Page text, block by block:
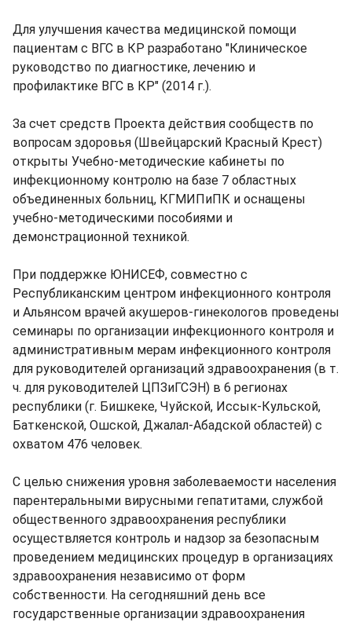
Для улучшения качества медицинской помощи
пациентам с ВГС в КР разработано "Клиническое
руководство по диагностике, лечению и
профилактике ВГС в КР" (2014 г.).
За счет средств Проекта действия сообществ по
вопросам здоровья (Швейцарский Красный Крест)
открыты Учебно-методические кабинеты по
инфекционному контролю на базе 7 областных
объединенных больниц, КГМИПиПК и оснащены
учебно-методическими пособиями и
демонстрационной техникой.
При поддержке ЮНИСЕФ, совместно с
Республиканским центром инфекционного контроля
и Альянсом врачей акушеров-гинекологов проведены
семинары по организации инфекционного контроля и
административным мерам инфекционного контроля
для руководителей организаций здравоохранения (в т.
ч. для руководителей ЦПЗиГСЭН) в 6 регионах
республики (г. Бишкеке, Чуйской, Иссык-Кульской,
Баткенской, Ошской, Джалал-Абадской областей) с
охватом 476 человек.
С целью снижения уровня заболеваемости населения
парентеральными вирусными гепатитами, службой
общественного здравоохранения республики
осуществляется контроль и надзор за безопасным
проведением медицинских процедур в организациях
здравоохранения независимо от форм
собственности. На сегодняшний день все
государственные организации здравоохранения